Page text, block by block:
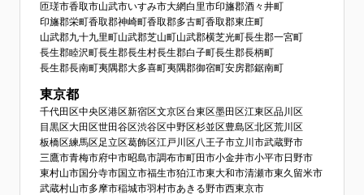
匝瑳市香取市山武市いすみ市大網白里市印旛郡酒々井町
印旛郡栄町香取郡神崎町香取郡多古町香取郡東庄町
山武郡九十九里町山武郡芝山町山武郡横芝光町長生郡一宮町
長生郡睦沢町長生郡長生村長生郡白子町長生郡長柄町
長生郡長南町夷隅郡大多喜町夷隅郡御宿町安房郡鋸南町
東京都
千代田区中央区港区新宿区文京区台東区墨田区江東区品川区
目黒区大田区世田谷区渋谷区中野区杉並区豊島区北区荒川区
板橋区練馬区足立区葛飾区江戸川区八王子市立川市武蔵野市
三鷹市青梅市府中市昭島市調布市町田市小金井市小平市日野市
東村山市国分寺市国立市福生市狛江市東大和市清瀬市東久留米市
武蔵村山市多摩市稲城市羽村市あきる野市西東京市